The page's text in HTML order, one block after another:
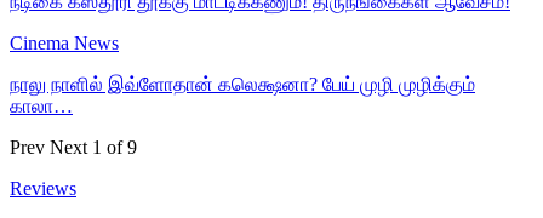
Cinema News
நாலு நாளில் இவ்ளோதான் கலெக்ஷனா? பேய் முழி முழிக்கும்
காலா…
Prev Next 1 of 9
Reviews